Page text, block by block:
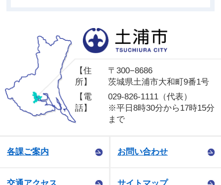
【住
所】
〒300−8686
茨城県土浦市大和町9番1号
【電
話】
029-826-1111（代表）
※平日8時30分から17時15分
まで
各課ご案内 お問い合わせ